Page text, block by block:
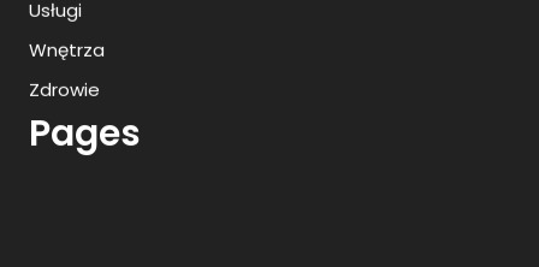
Usługi
Wnętrza
Zdrowie
Pages